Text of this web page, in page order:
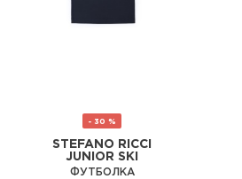
- 30 %
STEFANO RICCI
JUNIOR SKI
ФУТБОЛКА